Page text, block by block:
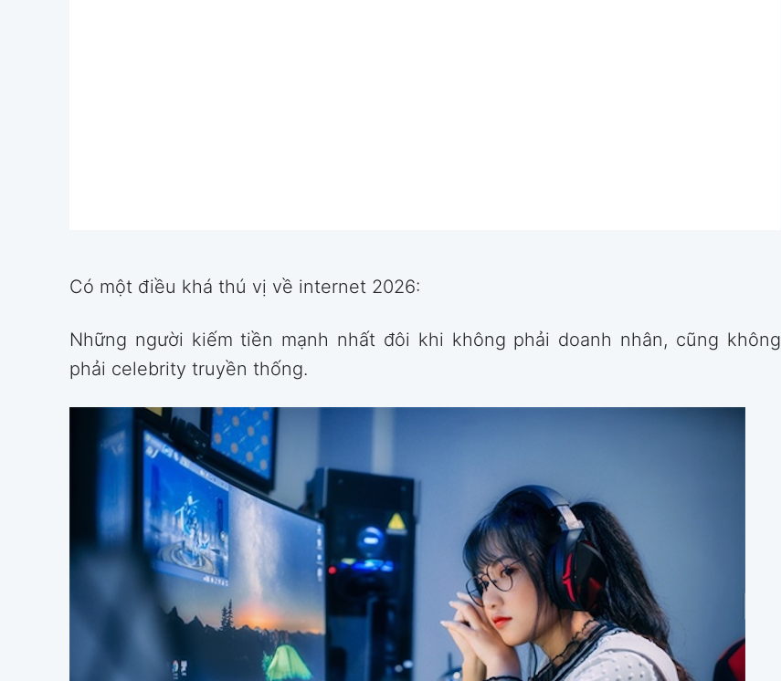
Có một điều khá thú vị về internet 2026:
Những người kiếm tiền mạnh nhất đôi khi không phải doanh nhân, cũng không
phải celebrity truyền thống.